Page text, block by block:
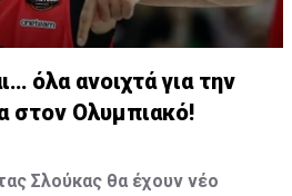
όλα ανοιχτά για την
στον Ολυμπιακό!
Σλούκας θα έχουν νέο